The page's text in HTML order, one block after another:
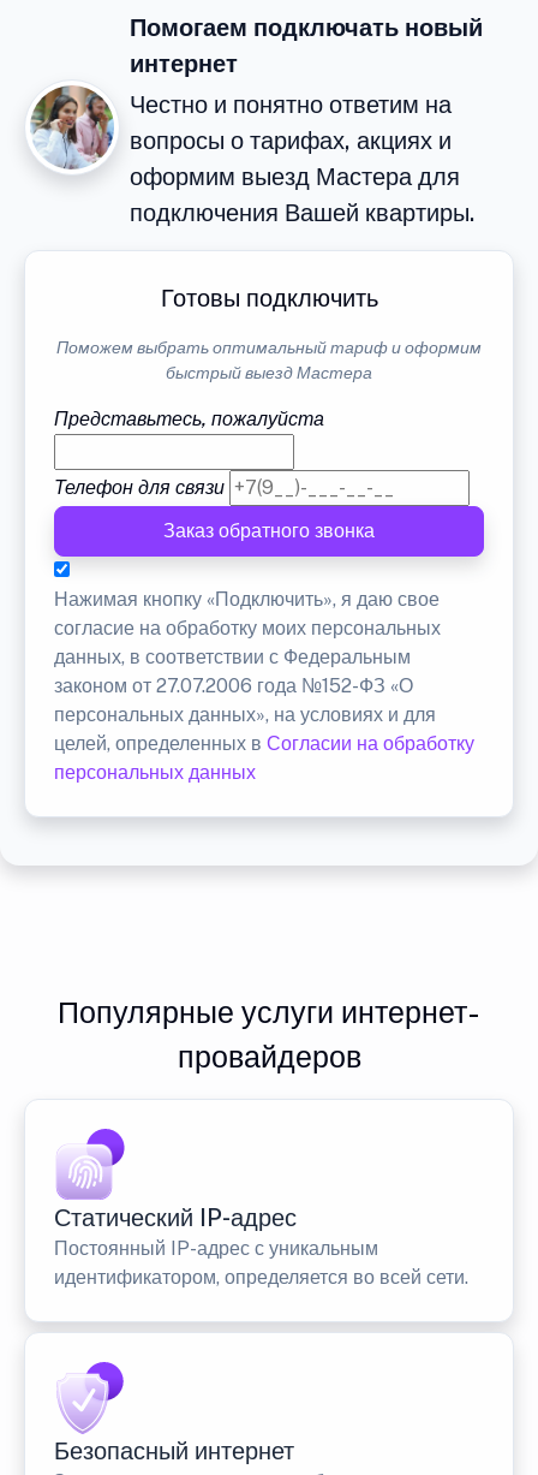
Помогаем подключать новый
интернет
Честно и понятно ответим на
вопросы о тарифах, акциях и
оформим выезд Мастера для
подключения Вашей квартиры.
Готовы подключить
Поможем выбрать оптимальный тариф и оформим
быстрый выезд Мастера
Представьтесь, пожалуйста
Телефон для связи
Заказ обратного звонка
Нажимая кнопку «Подключить», я даю свое
согласие на обработку моих персональных
данных, в соответствии с Федеральным
законом от 27.07.2006 года №152-ФЗ «О
персональных данных», на условиях и для
целей, определенных в Согласии на обработку
персональных данных
Популярные услуги интернет-
провайдеров
Статический IP-адрес
Постоянный IP-адрес с уникальным
идентификатором, определяется во всей сети.
Безопасный интернет